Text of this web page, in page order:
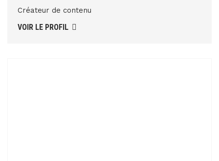
Créateur de contenu
VOIR LE PROFIL